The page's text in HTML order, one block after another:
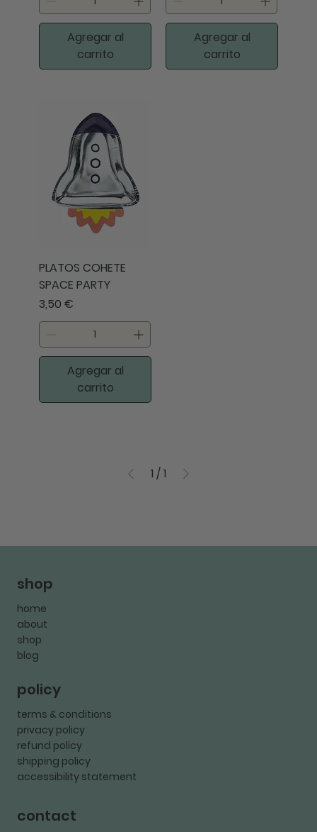
Agregar al
carrito
Agregar al
carrito
PLATOS COHETE
SPACE PARTY
Precio
3,50 €
Agregar al
carrito
1 /1
shop
home
about
shop
blog
policy
terms & conditions
privacy policy
refund policy
shipping policy
accessibility statement
contact